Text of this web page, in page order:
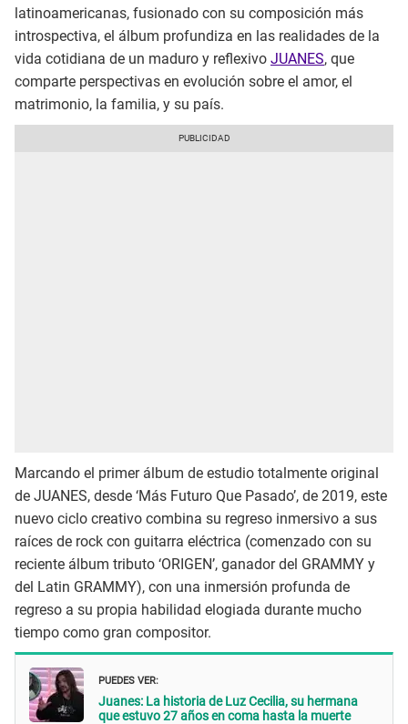
latinoamericanas, fusionado con su composición más
introspectiva, el álbum profundiza en las realidades de la
vida cotidiana de un maduro y reflexivo JUANES, que
comparte perspectivas en evolución sobre el amor, el
matrimonio, la familia, y su país.
Marcando el primer álbum de estudio totalmente original
de JUANES, desde ‘Más Futuro Que Pasado’, de 2019, este
nuevo ciclo creativo combina su regreso inmersivo a sus
raíces de rock con guitarra eléctrica (comenzado con su
reciente álbum tributo ‘ORIGEN’, ganador del GRAMMY y
del Latin GRAMMY), con una inmersión profunda de
regreso a su propia habilidad elogiada durante mucho
tiempo como gran compositor.
PUEDES VER:
Juanes: La historia de Luz Cecilia, su hermana
que estuvo 27 años en coma hasta la muerte